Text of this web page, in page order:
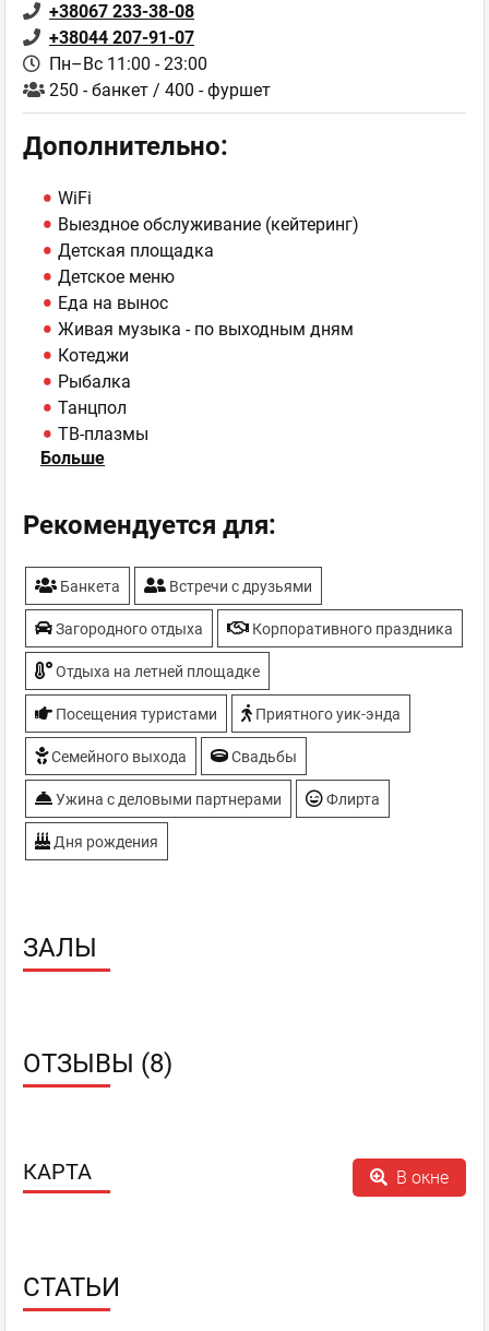
+38067 233-38-08
+38044 207-91-07
Пн–Вс 11:00 - 23:00
250 - банкет / 400 - фуршет
Дополнительно:
WiFi
Выездное обслуживание (кейтеринг)
Детская площадка
Детское меню
Еда на вынос
Живая музыка - по выходным дням
Котеджи
Рыбалка
Танцпол
ТВ-плазмы
У воды
Больше
Рекомендуется для:
Банкета Встречи с друзьями
Загородного отдыха Корпоративного праздника
Отдыха на летней площадке
Посещения туристами Приятного уик-энда
Семейного выхода Свадьбы
Ужина с деловыми партнерами Флирта
Дня рождения
ЗАЛЫ
ОТЗЫВЫ (8)
КАРТА В окне
СТАТЬИ